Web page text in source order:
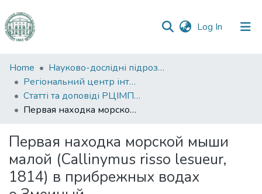
Log In (current)
Communities
&
Collections
All of DSpace
Statistics
Home
Науково-дослідні підрозділи
Регіональний центр інтегрованого моніторингу природного середовища та екологічних досліджень
Статті та доповіді РЦІМПСЕД
Первая находка морской мыши малой (Callinymus risso lesueur, 1814) в прибрежных водах о.Змеиный
Первая находка морской мыши
малой (Callinymus risso lesueur,
1814) в прибрежных водах